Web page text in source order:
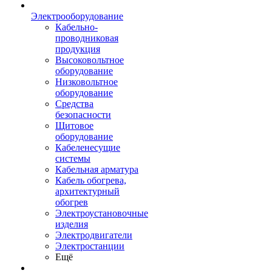
Электрооборудование
Кабельно-
проводниковая
продукция
Высоковольтное
оборудование
Низковольтное
оборудование
Средства
безопасности
Щитовое
оборудование
Кабеленесущие
системы
Кабельная арматура
Кабель обогрева,
архитектурный
обогрев
Электроустановочные
изделия
Электродвигатели
Электростанции
Ещё